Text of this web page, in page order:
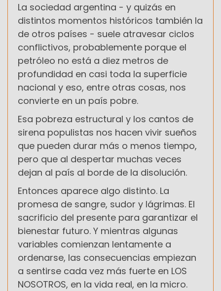
La sociedad argentina - y quizás en
distintos momentos históricos también la
de otros países - suele atravesar ciclos
conflictivos, probablemente porque el
petróleo no está a diez metros de
profundidad en casi toda la superficie
nacional y eso, entre otras cosas, nos
convierte en un país pobre.
Esa pobreza estructural y los cantos de
sirena populistas nos hacen vivir sueños
que pueden durar más o menos tiempo,
pero que al despertar muchas veces
dejan al país al borde de la disolución.
Entonces aparece algo distinto. La
promesa de sangre, sudor y lágrimas. El
sacrificio del presente para garantizar el
bienestar futuro. Y mientras algunas
variables comienzan lentamente a
ordenarse, las consecuencias empiezan
a sentirse cada vez más fuerte en LOS
NOSOTROS, en la vida real, en la micro.